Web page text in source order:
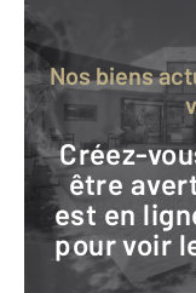
Nos biens actuels ne correspondent pas à
Créez-vous une alerte mail pour
être
est en
pour voir